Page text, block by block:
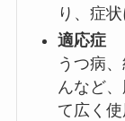
り、症
適応症
うつ病
んなど
て広く使